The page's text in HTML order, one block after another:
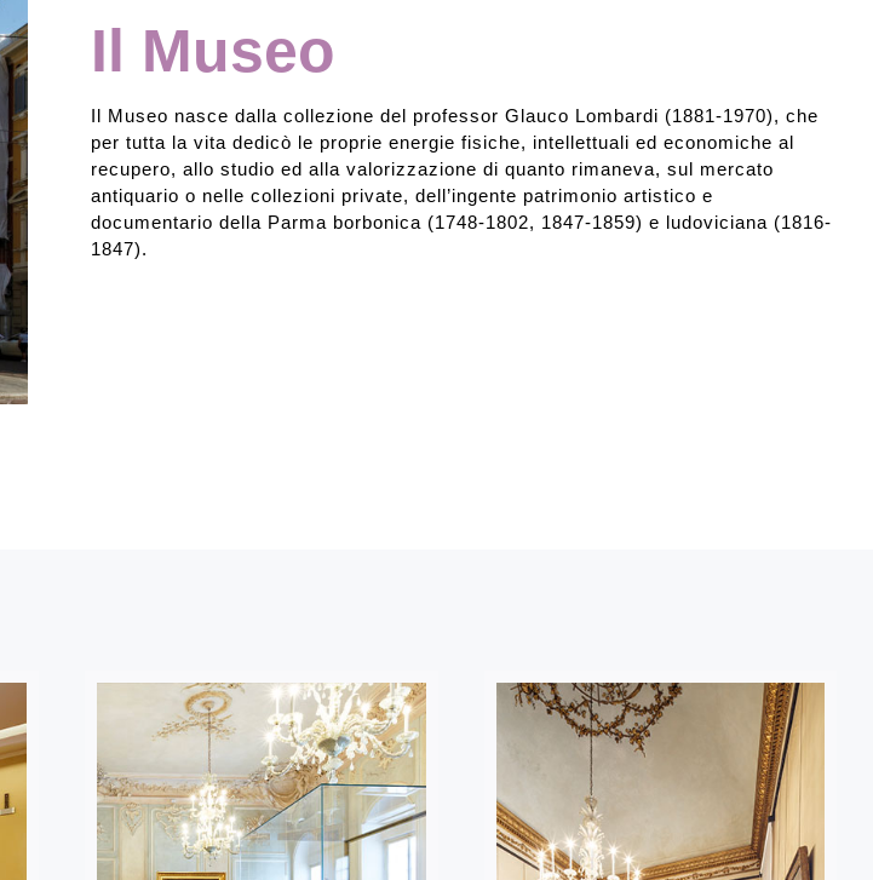
Rassegna stampa
Prestiti a mostre esterne
Il Museo
Il Museo nasce dalla collezione del professor Glauco Lombardi (1881-1970), che
per tutta la vita dedicò le proprie energie fisiche, intellettuali ed economiche al
recupero, allo studio ed alla valorizzazione di quanto rimaneva, sul mercato
antiquario o nelle collezioni private, dell’ingente patrimonio artistico e
documentario della Parma borbonica (1748-1802, 1847-1859) e ludoviciana (1816-
1847).